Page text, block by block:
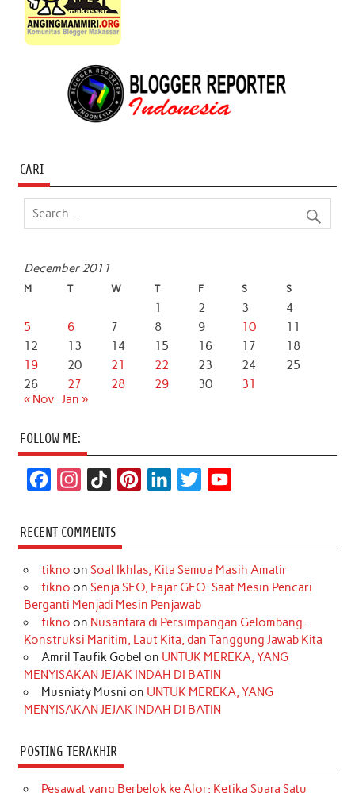
CARI
December 2011
M T W T F S S
1 2 3
4
5
6 7 8 9 10
11
12
13 14 15 16 17
18
19
20 21 22 23 24
25
26
27 28 29 30
31
« Nov Jan »
FOLLOW ME:
c
e
b
o
k
s
t
a
r
a
m
k
T
o
k
t
e
r
e
s
t
k
e
d
I
n
t
t
r
T
u
e
RECENT COMMENTS
tikno on Soal Ikhlas, Kita Semua Masih Amatir
tikno on Senja SEO, Fajar GEO: Saat Mesin Pencari
Berganti Menjadi Mesin Penjawab
tikno on Nusantara di Persimpangan Gelombang:
Konstruksi Maritim, Laut Kita, dan Tanggung Jawab Kita
Amril Taufik Gobel on UNTUK MEREKA, YANG
MENYISAKAN JEJAK INDAH DI BATIN
Musniaty Musni on UNTUK MEREKA, YANG
MENYISAKAN JEJAK INDAH DI BATIN
POSTING TERAKHIR
Pesawat yang Berbelok ke Alor: Ketika Suara Satu